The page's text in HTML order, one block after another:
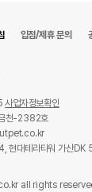
입점/제휴 문의
사업자정보확인
천-2382호
현대테라타워 가산
all rights